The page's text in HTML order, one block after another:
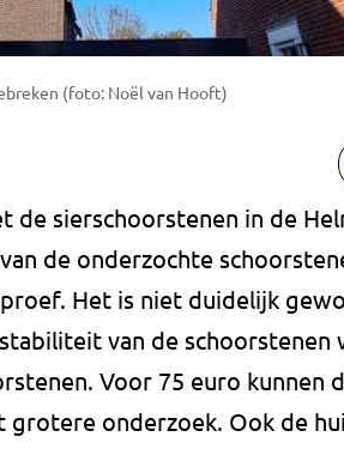
(foto: Noël van Hooft)
de sierschoorstenen in de
de onderzochte
Het is niet duidelijk
van de schoorstenen
Voor 75 euro kunnen
grotere onderzoek. Ook de